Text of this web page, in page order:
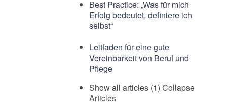
Best Practice: „Was für mich
Erfolg bedeutet, definiere ich
selbst“
Leitfaden für eine gute
Vereinbarkeit von Beruf und
Pflege
Show all articles (1) Collapse
Articles